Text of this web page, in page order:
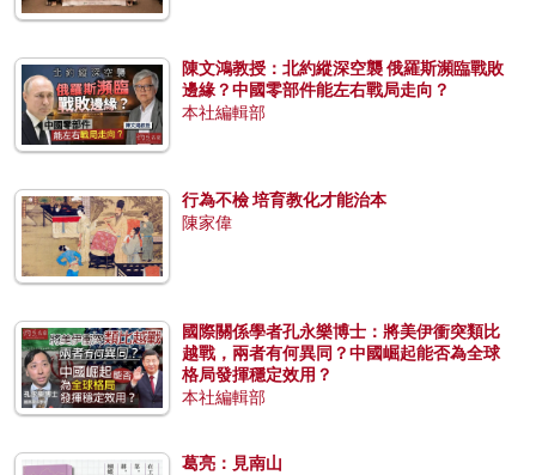
陳文鴻教授：北約縱深空襲 俄羅斯瀕臨戰敗
邊緣？中國零部件能左右戰局走向？
本社編輯部
行為不檢 培育教化才能治本
陳家偉
國際關係學者孔永樂博士：將美伊衝突類比
越戰，兩者有何異同？中國崛起能否為全球
格局發揮穩定效用？
本社編輯部
葛亮：見南山